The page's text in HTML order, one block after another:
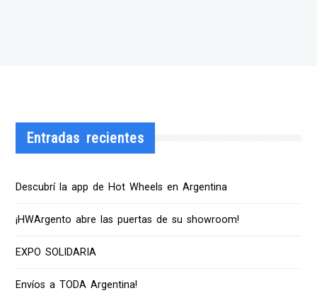
Entradas recientes
Descubrí la app de Hot Wheels en Argentina
¡HWArgento abre las puertas de su showroom!
EXPO SOLIDARIA
Envíos a TODA Argentina!